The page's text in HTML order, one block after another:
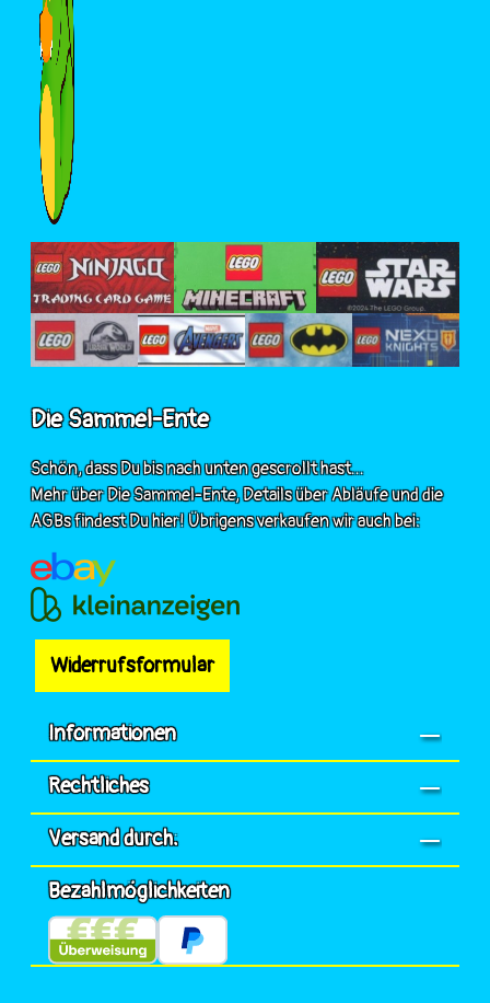
Die Sammel-Ente
Schön, dass Du bis nach unten gescrollt hast...
Mehr über Die Sammel-Ente, Details über Abläufe und die
AGBs findest Du hier! Übrigens verkaufen wir auch bei:
Widerrufsformular
Informationen
Rechtliches
Versand durch:
Bezahlmöglichkeiten